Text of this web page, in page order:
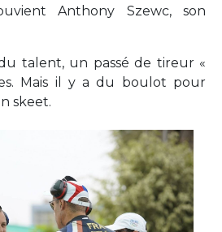
Anthony Szewc, son
talent, un passé de tireur «
Mais il y a du boulot pour
skeet.